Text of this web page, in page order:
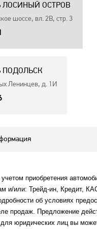
ЛОСИНЫЙ ОСТРОВ
шоссе, вл. 2В, стр. 3
ПОДОЛЬСК
Ленинцев, д. 1И
приобретения
и/или: Трейд-ин, Кредит,
об условиях
продаж. Предложение
юридических лиц вы